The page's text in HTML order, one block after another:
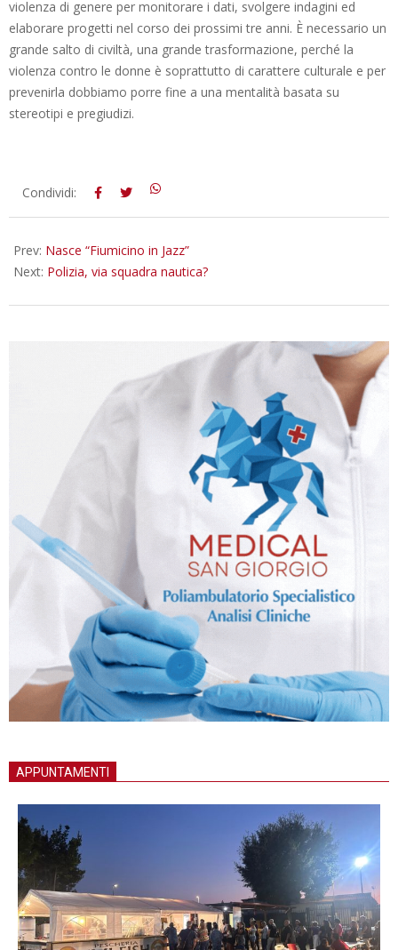
violenza di genere per monitorare i dati, svolgere indagini ed
elaborare progetti nel corso dei prossimi tre anni. È necessario un
grande salto di civiltà, una grande trasformazione, perché la
violenza contro le donne è soprattutto di carattere culturale e per
prevenirla dobbiamo porre fine a una mentalità basata su
stereotipi e pregiudizi.
2014-
Condividi:
Prev: Nasce “Fiumicino in Jazz”
Next: Polizia, via squadra nautica?
APPUNTAMENTI